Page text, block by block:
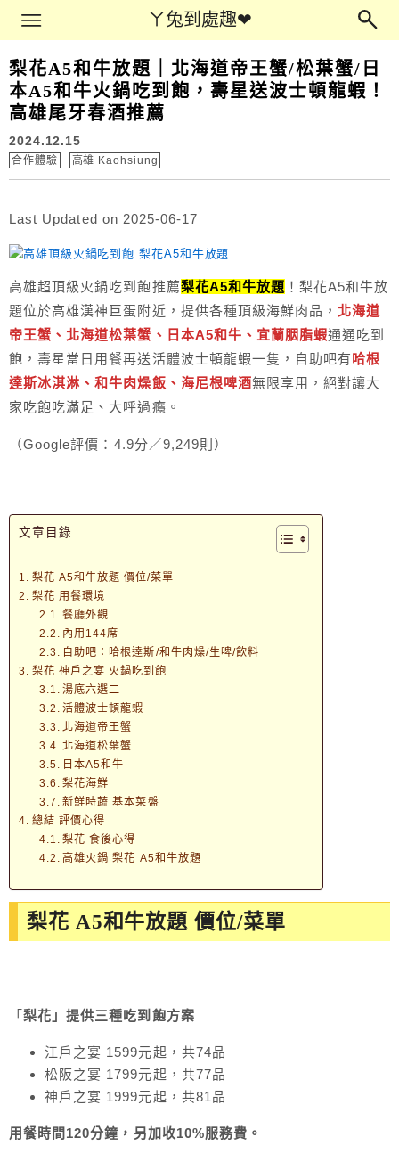
ㄚ兔到處趣❤
Main Menu
梨花A5和牛放題｜北海道帝王蟹/松葉蟹/日
本A5和牛火鍋吃到飽，壽星送波士頓龍蝦！
高雄尾牙春酒推薦
2024.12.15
合作體驗 高雄 Kaohsiung
Last Updated on 2025-06-17
高雄超頂級火鍋吃到飽推薦梨花A5和牛放題 ！梨花A5和牛放
題位於高雄漢神巨蛋附近，提供各種頂級海鮮肉品， 北海道
帝王蟹、北海道松葉蟹、日本A5和牛、宜蘭胭脂蝦通通吃到
飽，壽星當日用餐再送活體波士頓龍蝦一隻，自助吧有哈根
達斯冰淇淋、和牛肉燥飯、海尼根啤酒無限享用，絕對讓大
家吃飽吃滿足、大呼過癮。
（Google評價：4.9分／9,249則）
文章目錄
梨花 A5和牛放題 價位/菜單
梨花 用餐環境
餐廳外觀
內用144席
自助吧：哈根達斯/和牛肉燥/生啤/飲料
梨花 神戶之宴 火鍋吃到飽
湯底六選二
活體波士頓龍蝦
北海道帝王蟹
北海道松葉蟹
日本A5和牛
梨花海鮮
新鮮時蔬 基本菜盤
總結 評價心得
梨花 食後心得
高雄火鍋 梨花 A5和牛放題
梨花 A5和牛放題 價位/菜單
「梨花」提供三種吃到飽方案
江戶之宴 1599元起，共74品
松阪之宴 1799元起，共77品
神戶之宴 1999元起，共81品
用餐時間120分鐘，另加收10%服務費。